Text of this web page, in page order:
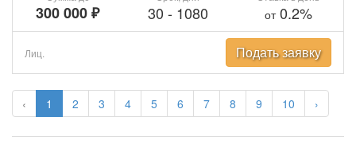
‹ 1 2 3 4 5 6 7 8 9 10 ›
300 000 ₽ 30 - 1080 от0.2%
Лиц. Подать заявку